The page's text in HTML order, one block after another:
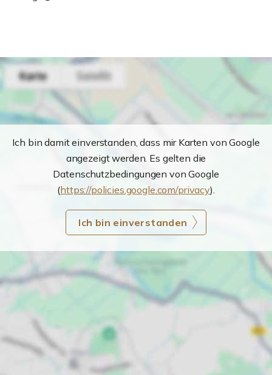
Ich bin damit einverstanden, dass mir Karten von Google
angezeigt werden. Es gelten die
Datenschutzbedingungen von Google
(https://policies.google.com/privacy).
Ich bin einverstanden